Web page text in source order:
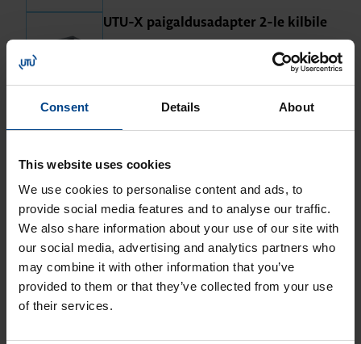
Consent Details About
This website uses cookies
We use cookies to personalise content and ads, to
provide social media features and to analyse our traffic.
We also share information about your use of our site with
our social media, advertising and analytics partners who
may combine it with other information that you’ve
provided to them or that they’ve collected from your use
of their services.
UTU-X pai­gal­du­sadap­ter 2-le kil­bile
Laa­di­mis­kaabli hoi­dik
Tootekood: UTU-X10001